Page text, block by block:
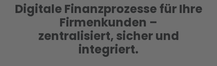
Digitale Finanzprozesse für Ihre
Firmenkunden –
zentralisiert, sicher und
integriert.